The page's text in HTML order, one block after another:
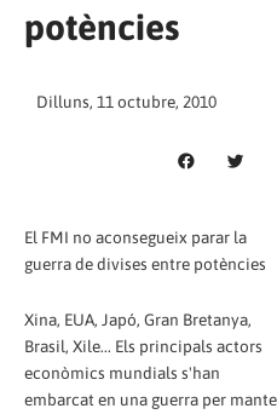
potències
Dilluns, 11 octubre, 2010
El FMI no aconsegueix parar la
guerra de divises entre potències
Xina, EUA, Japó, Gran Bretanya,
Brasil, Xile... Els principals actors
econòmics mundials s'han
embarcat en una guerra per